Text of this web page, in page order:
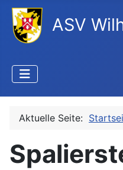
ASV
Aktuelle Seite: